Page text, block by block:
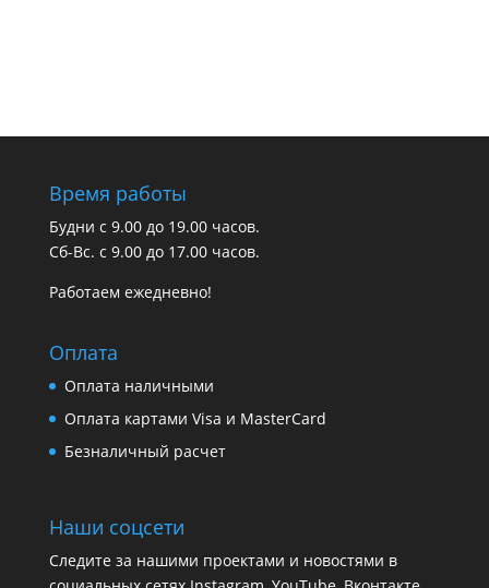
Время работы
Будни с 9.00 до 19.00 часов.
Сб-Вс. с 9.00 до 17.00 часов.
Работаем ежедневно!
Оплата
Оплата наличными
Оплата картами Visa и MasterCard
Безналичный расчет
Наши соцсети
Следите за нашими проектами и новостями в